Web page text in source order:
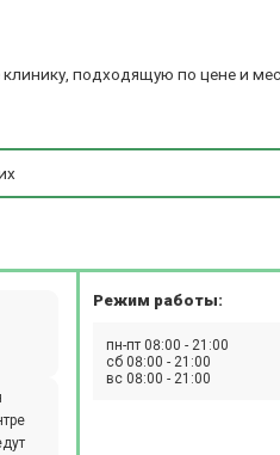
клинику, подходящую по цене и
Режим работы:
пн-пт 08:00 - 21:00
сб 08:00 - 21:00
вс 08:00 - 21:00